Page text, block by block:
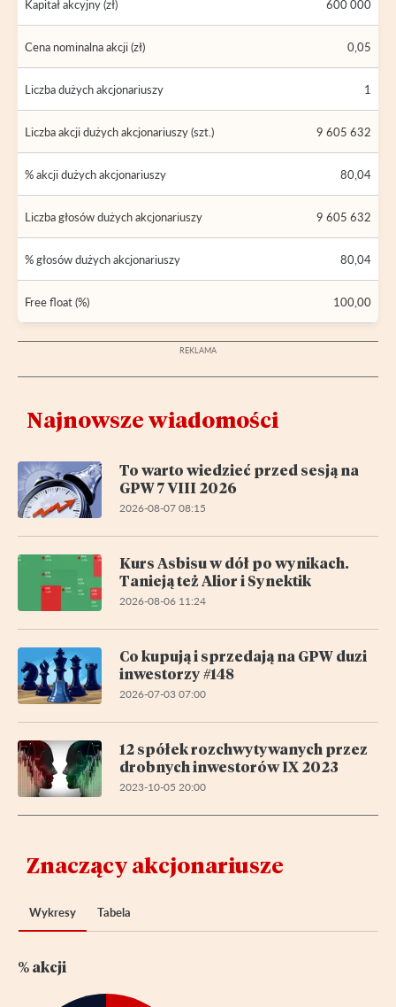
Kapitał akcyjny (zł) 600 000
Cena nominalna akcji (zł) 0,05
Liczba dużych akcjonariuszy 1
Liczba akcji dużych akcjonariuszy (szt.) 9 605 632
% akcji dużych akcjonariuszy 80,04
Liczba głosów dużych akcjonariuszy 9 605 632
% głosów dużych akcjonariuszy 80,04
Free float (%) 100,00
Znaczący akcjonariusze
Wykresy Tabela
% akcji
Najnowsze wiadomości
To warto wiedzieć przed sesją na
GPW 7 VIII 2026
2026-08-07 08:15
Kurs Asbisu w dół po wynikach.
Tanieją też Alior i Synektik
2026-08-06 11:24
Co kupują i sprzedają na GPW duzi
inwestorzy #148
2026-07-03 07:00
12 spółek rozchwytywanych przez
drobnych inwestorów IX 2023
2023-10-05 20:00